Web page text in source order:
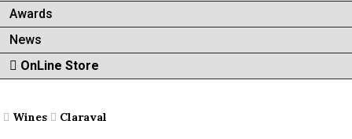
Awards
News
OnLine Store
Wines Claraval